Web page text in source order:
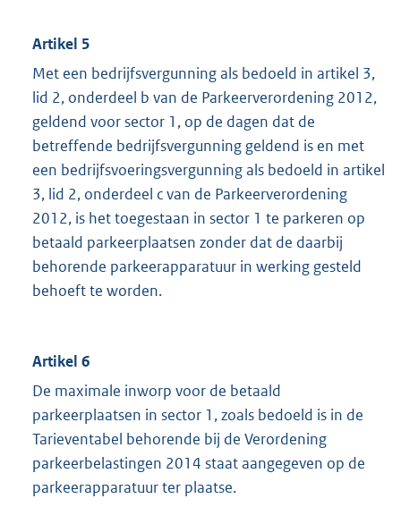
Artikel 5
Met een bedrijfsvergunning als bedoeld in artikel 3,
lid 2, onderdeel b van de Parkeerverordening 2012,
geldend voor sector 1, op de dagen dat de
betreffende bedrijfsvergunning geldend is en met
een bedrijfsvoeringsvergunning als bedoeld in artikel
3, lid 2, onderdeel c van de Parkeerverordening
2012, is het toegestaan in sector 1 te parkeren op
betaald parkeerplaatsen zonder dat de daarbij
behorende parkeerapparatuur in werking gesteld
behoeft te worden.
Artikel 6
De maximale inworp voor de betaald
parkeerplaatsen in sector 1, zoals bedoeld is in de
Tarieventabel behorende bij de Verordening
parkeerbelastingen 2014 staat aangegeven op de
parkeerapparatuur ter plaatse.